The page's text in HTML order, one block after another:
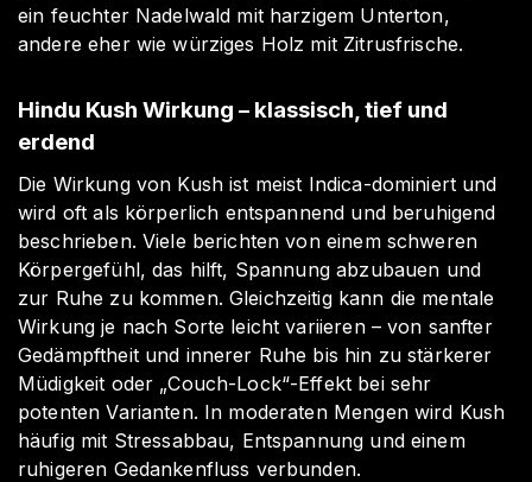
ein feuchter Nadelwald mit harzigem Unterton,
andere eher wie würziges Holz mit Zitrusfrische.
Hindu Kush Wirkung – klassisch, tief und
erdend
Die Wirkung von Kush ist meist Indica-dominiert und
wird oft als körperlich entspannend und beruhigend
beschrieben. Viele berichten von einem schweren
Körpergefühl, das hilft, Spannung abzubauen und
zur Ruhe zu kommen. Gleichzeitig kann die mentale
Wirkung je nach Sorte leicht variieren – von sanfter
Gedämpftheit und innerer Ruhe bis hin zu stärkerer
Müdigkeit oder „Couch-Lock“-Effekt bei sehr
potenten Varianten. In moderaten Mengen wird Kush
häufig mit Stressabbau, Entspannung und einem
ruhigeren Gedankenfluss verbunden.